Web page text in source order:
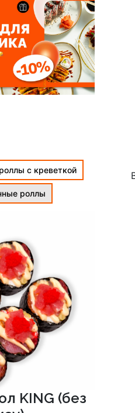
роллы с креветкой
роллы
KING (без